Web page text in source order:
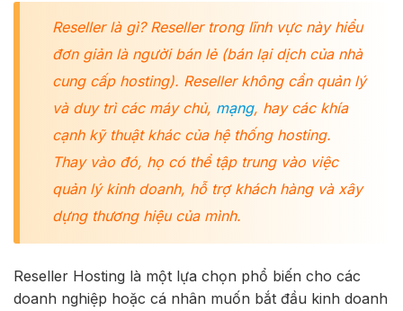
Reseller là gì? Reseller trong lĩnh vực này hiểu
đơn giản là người bán lẻ (bán lại dịch của nhà
cung cấp hosting). Reseller không cần quản lý
và duy trì các máy chủ, mạng, hay các khía
cạnh kỹ thuật khác của hệ thống hosting.
Thay vào đó, họ có thể tập trung vào việc
quản lý kinh doanh, hỗ trợ khách hàng và xây
dựng thương hiệu của mình.
Reseller Hosting là một lựa chọn phổ biến cho các
doanh nghiệp hoặc cá nhân muốn bắt đầu kinh doanh